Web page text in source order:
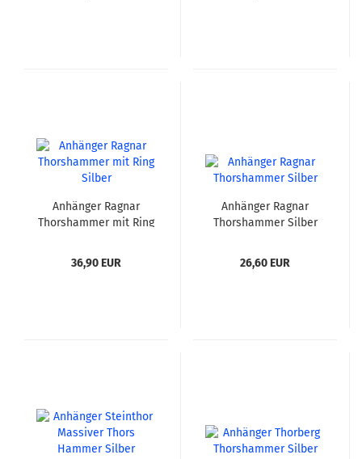
Anhänger Ragnar
Thorshammer mit Ring
36,90 EUR
Anhänger Ragnar
Thorshammer Silber
26,60 EUR